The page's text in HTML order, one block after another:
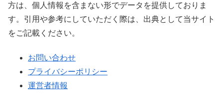
方は、個人情報を含まない形でデータを提供しておりま
す。引用や参考にしていただく際は、出典として当サイト
をご記載ください。
お問い合わせ
プライバシーポリシー
運営者情報